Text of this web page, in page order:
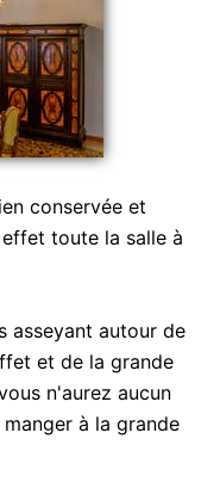
conservée et
toute la salle à
asseyant autour de
et de la grande
n'aurez aucun
à la grande